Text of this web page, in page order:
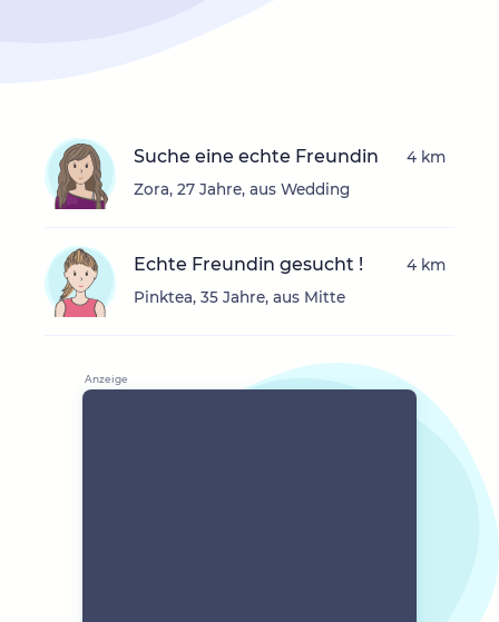
Suche eine echte Freundin
Zora, 27 Jahre, aus Wedding
4 km
Echte Freundin gesucht !
Pinktea, 35 Jahre, aus Mitte
4 km